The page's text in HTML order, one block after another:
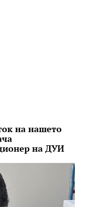
на нашето
на ДУИ